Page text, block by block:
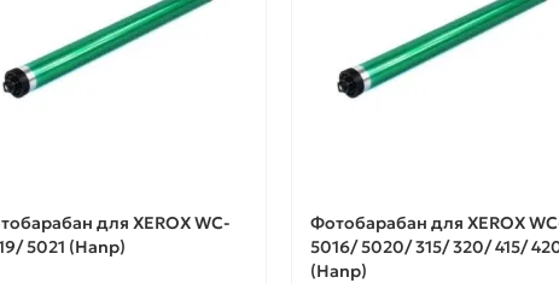
для XEROX WC-
5021 (Hanp)
Фотобарабан для XEROX
5016/ 5020/ 315/ 320/ 415/
(Hanp)